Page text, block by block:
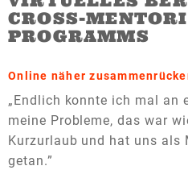
CROSS-
PROGRAMMS
Online näher
„Endlich konnte ich mal an
meine Probleme, das war
Kurzurlaub und hat uns als
getan.”